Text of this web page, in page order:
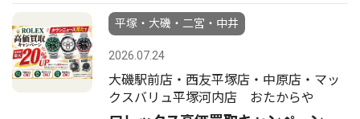
平塚・大磯・二宮・中井
2026.07.24
大磯駅前店・西友平塚店・中原店・マッ
クスバリュ平塚河内店 おたからや